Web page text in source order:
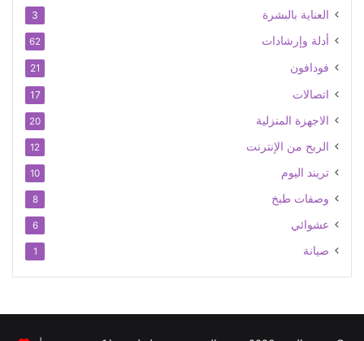
العناية بالبشرة 3
أدلة وإرشادات 62
فودافون 21
اتصالات 17
الاجهزة المنزلية 20
الربح من الإنترنت 12
تريند اليوم 10
وصفات طبخ 8
عشوائي 6
صيانة 1